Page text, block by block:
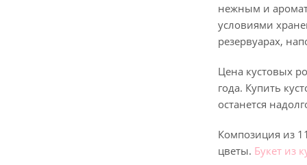
нежным и
условиями
резервуарах,
Цена кустовых
года. Купить
останется
Композиция из
цветы. Букет из